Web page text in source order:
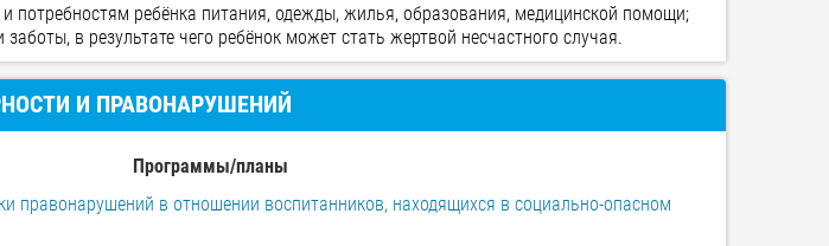
и потребностям ребёнка питания, одежды, жилья, образования, медицинской помощи;
в результате чего ребёнок может стать жертвой несчастного случая.
И ПРАВОНАРУШЕНИЙ
Программы/планы
правонарушений в отношении воспитанников, находящихся в социально-опасном